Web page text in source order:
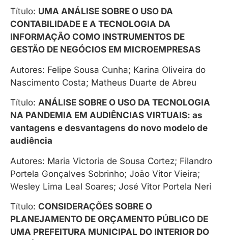
Título: UMA ANÁLISE SOBRE O USO DA
CONTABILIDADE E A TECNOLOGIA DA
INFORMAÇÃO COMO INSTRUMENTOS DE
GESTÃO DE NEGÓCIOS EM MICROEMPRESAS
Autores: Felipe Sousa Cunha; Karina Oliveira do
Nascimento Costa; Matheus Duarte de Abreu
Título: ANÁLISE SOBRE O USO DA TECNOLOGIA
NA PANDEMIA EM AUDIÊNCIAS VIRTUAIS: as
vantagens e desvantagens do novo modelo de
audiência
Autores: Maria Victoria de Sousa Cortez; Filandro
Portela Gonçalves Sobrinho; João Vitor Vieira;
Wesley Lima Leal Soares; José Vitor Portela Neri
Título: CONSIDERAÇÕES SOBRE O
PLANEJAMENTO DE ORÇAMENTO PÚBLICO DE
UMA PREFEITURA MUNICIPAL DO INTERIOR DO